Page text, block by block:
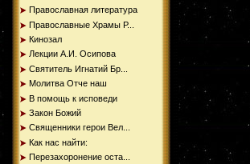
Православная литература
Православные Храмы Р...
Кинозал
Лекции А.И. Осипова
Святитель Игнатий Бр...
Молитва Отче наш
В помощь к исповеди
Закон Божий
Священники герои Вел...
Как нас найти:
Перезахоронение оста...